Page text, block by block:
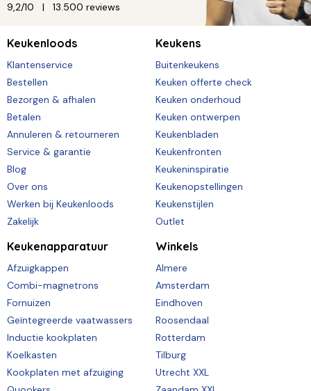
9,2/10 13.500 reviews
Keukenloods
Klantenservice
Bestellen
Bezorgen & afhalen
Betalen
Annuleren & retourneren
Service & garantie
Blog
Over ons
Werken bij Keukenloods
Zakelijk
Keukens
Buitenkeukens
Keuken offerte check
Keuken onderhoud
Keuken ontwerpen
Keukenbladen
Keukenfronten
Keukeninspiratie
Keukenopstellingen
Keukenstijlen
Outlet
Keukenapparatuur
Afzuigkappen
Combi-magnetrons
Fornuizen
Geïntegreerde vaatwassers
Inductie kookplaten
Koelkasten
Kookplaten met afzuiging
Winkels
Almere
Amsterdam
Eindhoven
Roosendaal
Rotterdam
Tilburg
Utrecht XXL